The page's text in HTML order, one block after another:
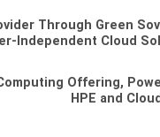
Through Green
Independent Cloud
Offering,
HPE and